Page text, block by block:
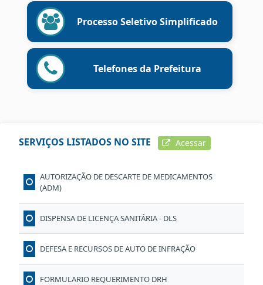
Processo Seletivo Simplificado
Telefones da Prefeitura
SERVIÇOS LISTADOS NO SITE Acessar
AUTORIZAÇÃO DE DESCARTE DE MEDICAMENTOS
(ADM)
DISPENSA DE LICENÇA SANITÁRIA - DLS
DEFESA E RECURSOS DE AUTO DE INFRAÇÃO
FORMULARIO REQUERIMENTO DRH